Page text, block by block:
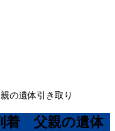
の遺体引き取り
着 父親の遺体